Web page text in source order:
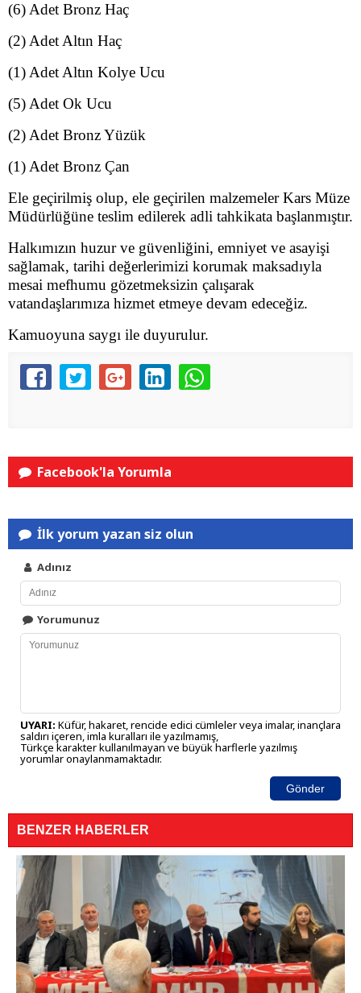
(6) Adet Bronz Haç
(2) Adet Altın Haç
(1) Adet Altın Kolye Ucu
(5) Adet Ok Ucu
(2) Adet Bronz Yüzük
(1) Adet Bronz Çan
Ele geçirilmiş olup, ele geçirilen malzemeler Kars Müze
Müdürlüğüne teslim edilerek adli tahkikata başlanmıştır.
Halkımızın huzur ve güvenliğini, emniyet ve asayişi
sağlamak, tarihi değerlerimizi korumak maksadıyla
mesai mefhumu gözetmeksizin çalışarak
vatandaşlarımıza hizmet etmeye devam edeceğiz.
Kamuoyuna saygı ile duyurulur.
Facebook'la Yorumla
İlk yorum yazan siz olun
Adınız
Yorumunuz
UYARI: Küfür, hakaret, rencide edici cümleler veya imalar, inançlara
saldırı içeren, imla kuralları ile yazılmamış,
Türkçe karakter kullanılmayan ve büyük harflerle yazılmış
yorumlar onaylanmamaktadır.
Gönder
BENZER HABERLER